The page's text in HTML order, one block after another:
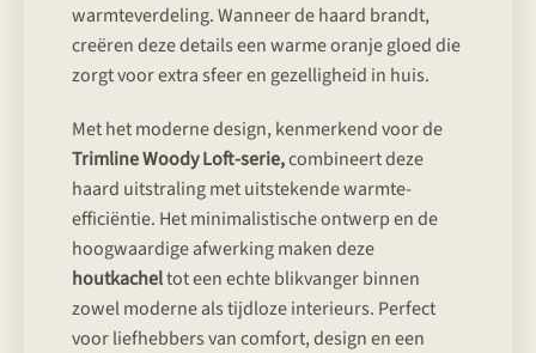
warmteverdeling. Wanneer de haard brandt,
creëren deze details een warme oranje gloed die
zorgt voor extra sfeer en gezelligheid in huis.
Met het moderne design, kenmerkend voor de
Trimline Woody Loft-serie,combineert deze
haard uitstraling met uitstekende warmte-
efficiëntie. Het minimalistische ontwerp en de
hoogwaardige afwerking maken deze
houtkacheltot een echte blikvanger binnen
zowel moderne als tijdloze interieurs. Perfect
voor liefhebbers van comfort, design en een